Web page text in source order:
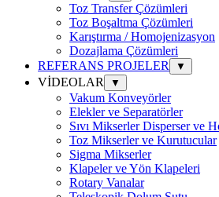
Toz Transfer Çözümleri
Toz Boşaltma Çözümleri
Karıştırma / Homojenizasyon
Dozajlama Çözümleri
REFERANS PROJELER
▼
VİDEOLAR ▼
Vakum Konveyörler
Elekler ve Separatörler
Sıvı Mikserler Disperser ve
Toz Mikserler ve Kurutucular
Sigma Mikserler
Klapeler ve Yön Klapeleri
Rotary Vanalar